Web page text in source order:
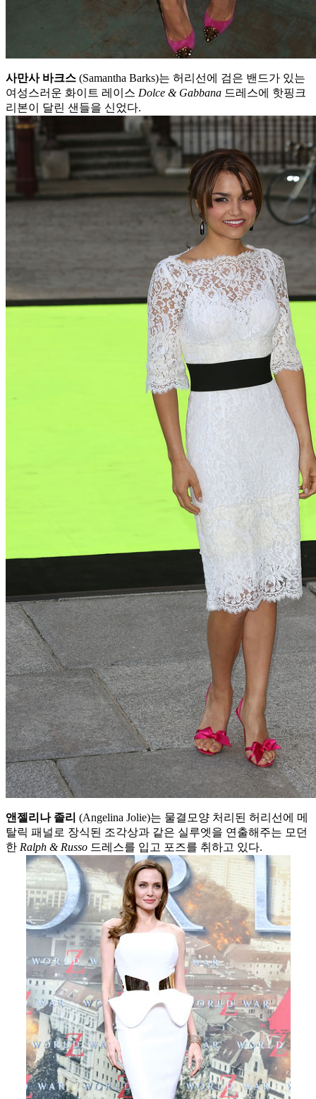
사만사 바크스 (Samantha Barks)는 허리선에 검은 밴드가 있는
여성스러운 화이트 레이스 Dolce & Gabbana 드레스에 핫핑크
리본이 달린 샌들을 신었다.
앤젤리나 졸리 (Angelina Jolie)는 물결모양 처리된 허리선에 메
탈릭 패널로 장식된 조각상과 같은 실루엣을 연출해주는 모던
한 Ralph & Russo 드레스를 입고 포즈를 취하고 있다.